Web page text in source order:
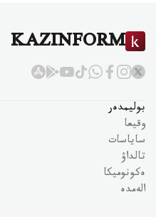
KAZINFORM
بوليمدەر
وقيعا
ساياسات
تالداۋ
ەكونوميكا
الەمدە